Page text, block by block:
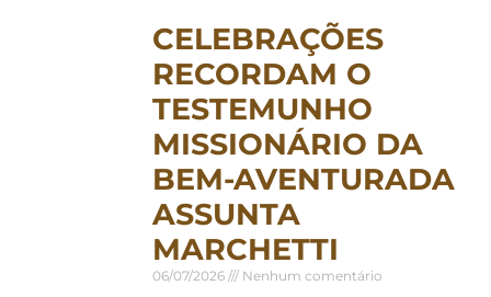
CELEBRAÇÕES
RECORDAM O
TESTEMUNHO
MISSIONÁRIO DA
BEM-AVENTURADA
ASSUNTA
MARCHETTI
06/07/2026 Nenhum comentário